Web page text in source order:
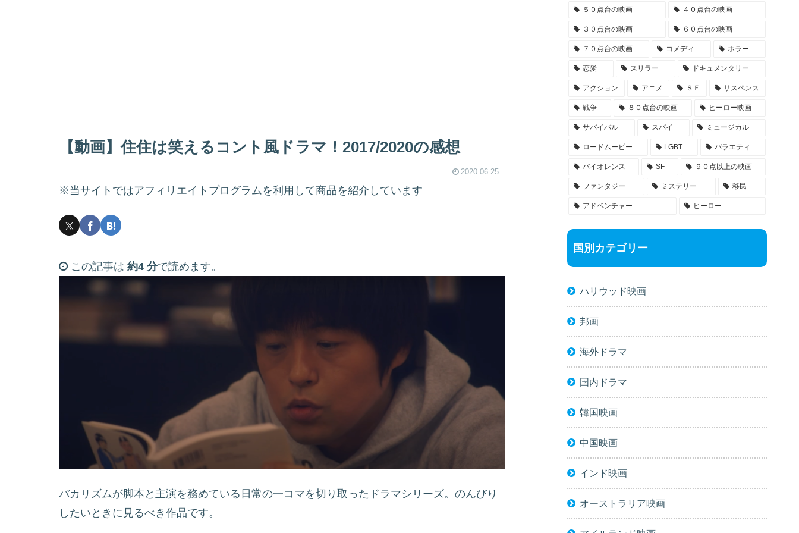
【動画】住住は笑えるコント風ドラマ！2017/2020の感想
2020.06.25
※当サイトではアフィリエイトプログラムを利用して商品を紹介しています
この記事は 約4 分で読めます。
バカリズムが脚本と主演を務めている日常の一コマを切り取ったドラマシリーズ。のんびり
したいときに見るべき作品です。
５０点台の映画 ４０点台の映画
３０点台の映画 ６０点台の映画
７０点台の映画 コメディ ホラー
恋愛 スリラー ドキュメンタリー
アクション アニメ ＳＦ サスペンス
戦争 ８０点台の映画 ヒーロー映画
サバイバル スパイ ミュージカル
ロードムービー LGBT バラエティ
バイオレンス SF ９０点以上の映画
ファンタジー ミステリー 移民
アドベンチャー ヒーロー
国別カテゴリー
ハリウッド映画
邦画
海外ドラマ
国内ドラマ
韓国映画
中国映画
インド映画
オーストラリア映画